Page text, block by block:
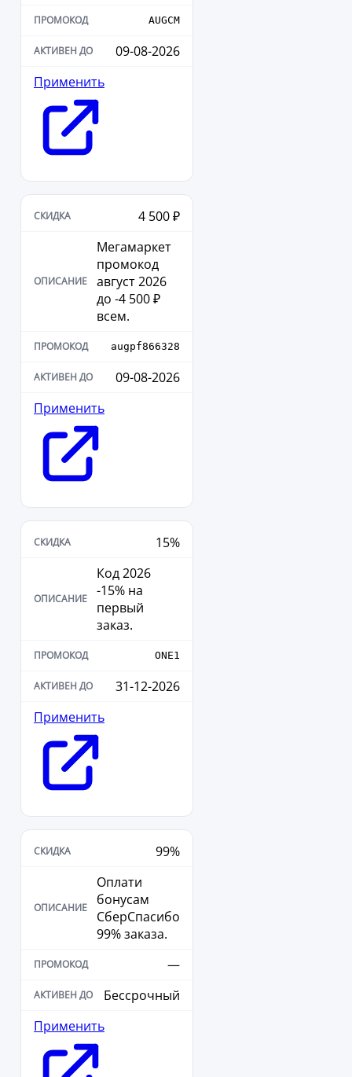
AUGCM
09-08-2026
Применить
4 500 ₽
Мегамаркет
промокод
август 2026
до -4 500 ₽
всем.
augpf866328
09-08-2026
Применить
15%
Код 2026
-15% на
первый
заказ.
ONE1
31-12-2026
Применить
99%
Оплати
бонусам
СберСпасибо
99% заказа.
—
Бессрочный
Применить